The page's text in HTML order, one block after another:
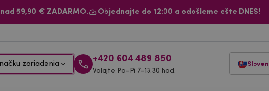
59,90 € ZADARMO. Objednajte do 12:00 a odošleme ešte DNES!
zariadenia
+420 604 489 850
Volajte Po–Pi 7–13.30 hod.